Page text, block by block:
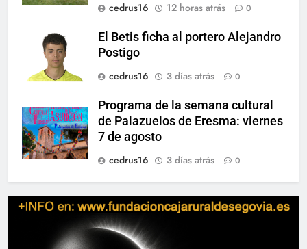
cedrus16
12 horas atrás 0
El Betis ficha al portero Alejandro
Postigo
cedrus16
3 días atrás 0
Programa de la semana cultural
de Palazuelos de Eresma: viernes
7 de agosto
cedrus16
3 días atrás 0